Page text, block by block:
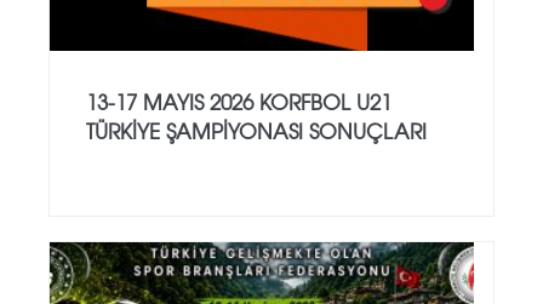
13-17 MAYIS 2026 KORFBOL U21
TÜRKİYE ŞAMPİYONASI SONUÇLARI